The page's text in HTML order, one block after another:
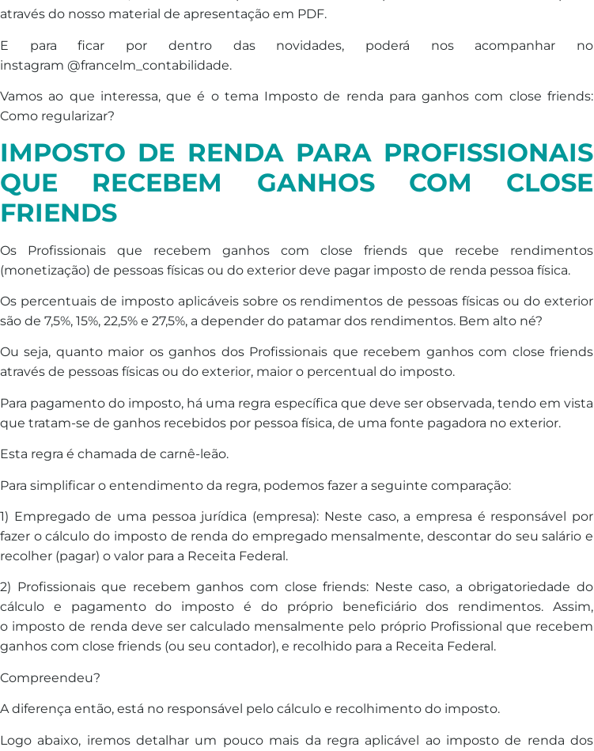
através do nosso material de apresentação em PDF.
E para ficar por dentro das novidades, poderá nos acompanhar no
instagram @francelm_contabilidade.
Vamos ao que interessa, que é o tema Imposto de renda para ganhos com close friends:
Como regularizar?
IMPOSTO DE RENDAPARA PROFISSIONAIS
QUE RECEBEM GANHOS COM CLOSE
FRIENDS
Os Profissionais que recebem ganhos com close friends que recebe rendimentos
(monetização) de pessoas físicas ou do exterior deve pagar imposto de renda pessoa física.
Os percentuais de impostoaplicáveis sobre os rendimentos de pessoas físicas ou do exterior
são de 7,5%, 15%, 22,5% e 27,5%, a depender do patamar dos rendimentos. Bem alto né?
Ou seja, quanto maior os ganhos dos Profissionais que recebem ganhos com close friends
através de pessoas físicas ou do exterior, maior o percentual do imposto.
Para pagamento do imposto, há uma regra específica que deve ser observada, tendo em vista
que tratam-se de ganhos recebidos por pessoa física, de uma fonte pagadora no exterior.
Esta regra é chamada de carnê-leão.
Para simplificar o entendimento da regra, podemos fazer a seguinte comparação:
1) Empregadode uma pessoa jurídica (empresa): Neste caso, a empresa é responsável por
fazer o cálculo do imposto de renda do empregado mensalmente,descontar do seu salário e
recolher (pagar) o valor para a Receita Federal.
2) Profissionais que recebem ganhos com close friends: Neste caso, a obrigatoriedade do
cálculo e pagamento do imposto é do próprio beneficiário dos rendimentos. Assim,
o imposto de renda deve ser calculado mensalmente pelo próprio Profissional que recebem
ganhos com close friends (ou seu contador), e recolhido para a Receita Federal.
Compreendeu?
A diferença então, está no responsável pelo cálculo e recolhimento do imposto.
Logo abaixo, iremosdetalhar um pouco mais da regra aplicável ao imposto de renda dos